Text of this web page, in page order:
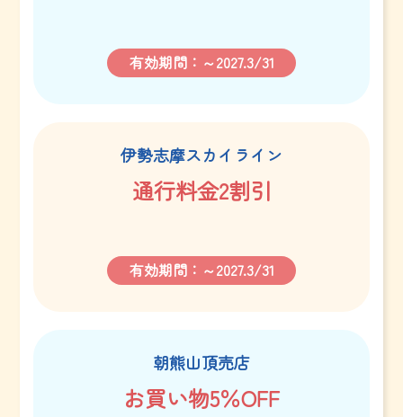
有効期間：～2027.3/31
伊勢志摩スカイライン
通行料金2割引
有効期間：～2027.3/31
朝熊山頂売店
お買い物5％OFF